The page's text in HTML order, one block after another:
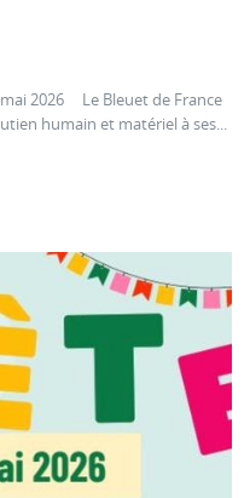
mai 2026 Le Bleuet de France
humain et matériel à ses...